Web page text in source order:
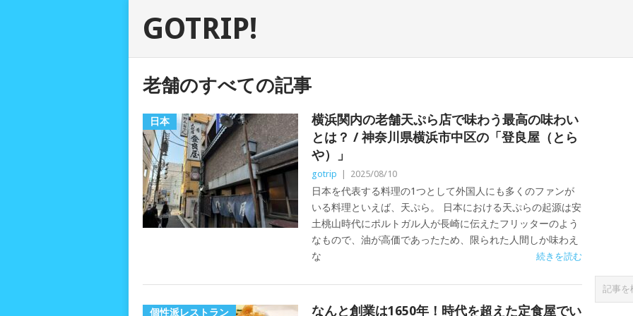
GOTRIP!
老舗のすべての記事
日本
横浜関内の老舗天ぷら店で味わう最高の味わい
とは？ / 神奈川県横浜市中区の「登良屋（とら
や）」
gotrip 2025/08/10
日本を代表する料理の1つとして外国人にも多くのファンが
いる料理といえば、天ぷら。 日本における天ぷらの起源は安
土桃山時代にポルトガル人が長崎に伝えたフリッターのよう
なもので、油が高価であったため、限られた人間しか味わえ
な
続きを読む
個性派レストラン なんと創業は1650年！時代を超えた定食屋でい